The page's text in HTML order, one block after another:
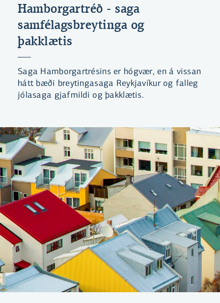
Hamborgartréð - saga
samfélagsbreytinga og
þakklætis
Saga Hamborgartrésins er hógvær, en á vissan
hátt bæði breytingasaga Reykjavíkur og falleg
jólasaga gjafmildi og þakklætis.